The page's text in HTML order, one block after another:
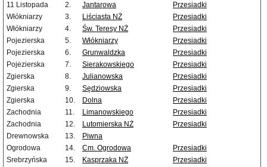
11 Listopada
2. Jantarowa
Przesiadki
Włókniarzy
3. Liściasta NŻ
Przesiadki
Włókniarzy
4. Św. Teresy NŻ
Przesiadki
Pojezierska
5. Włókniarzy
Przesiadki
Pojezierska
6. Grunwaldzka
Przesiadki
Pojezierska
7. Sierakowskiego
Przesiadki
Zgierska
8. Julianowska
Przesiadki
Zgierska
9. Sędziowska
Przesiadki
Zgierska
10. Dolna
Przesiadki
Zachodnia
11. Limanowskiego
Przesiadki
Zachodnia
12. Lutomierska NŻ
Przesiadki
Drewnowska
13.
Piwna
Ogrodowa
14. Cm. Ogrodowa
Przesiadki
Srebrzyńska
15. Kasprzaka NŻ Przesiadki